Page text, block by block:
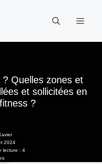
Quelles zones et
et sollicitées en
?
2024
lecture : 4